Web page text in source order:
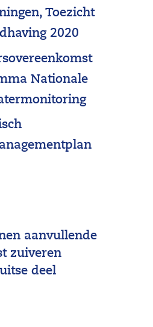
a
i
Toezicht
2020
Nationale
aanvullende
zuiveren
deel